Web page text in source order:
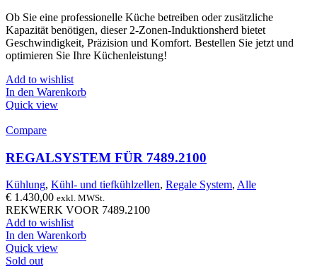
Ob Sie eine professionelle Küche betreiben oder zusätzliche
Kapazität benötigen, dieser 2-Zonen-Induktionsherd bietet
Geschwindigkeit, Präzision und Komfort. Bestellen Sie jetzt und
optimieren Sie Ihre Küchenleistung!
Add to wishlist
In den Warenkorb
Quick view
Compare
REGALSYSTEM FÜR 7489.2100
Kühlung, Kühl- und tiefkühlzellen, Regale System, Alle
€ 1.430,00 exkl. MWSt.
REKWERK VOOR 7489.2100
Add to wishlist
In den Warenkorb
Quick view
Sold out